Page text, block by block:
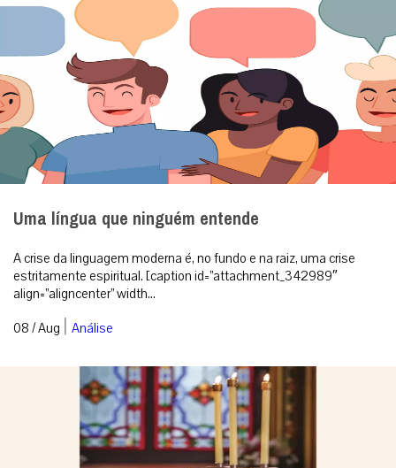
Uma língua que ninguém entende
A crise da linguagem moderna é, no fundo e na raiz, uma crise
estritamente espiritual. [caption id=”attachment_342989″
align=”aligncenter” width...
08 / Aug | Análise